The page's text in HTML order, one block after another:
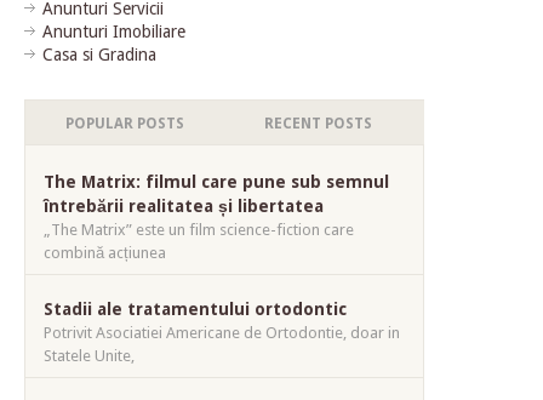
Anunturi Servicii
Anunturi Imobiliare
Casa si Gradina
POPULAR POSTS RECENT POSTS
The Matrix: filmul care pune sub semnul
întrebării realitatea și libertatea
„The Matrix” este un film science-fiction care
combină acțiunea
Stadii ale tratamentului ortodontic
Potrivit Asociatiei Americane de Ortodontie, doar in
Statele Unite,